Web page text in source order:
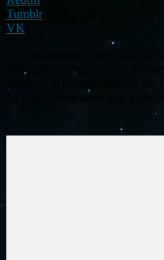
Tumblr
VK
He contactado con el Diario
fotografía original del
Bellocq. Afortunadamente
Es impresionante lo que pude